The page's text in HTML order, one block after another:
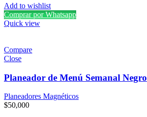
Add to wishlist
Comprar por Whatsapp
Quick view
Compare
Close
Planeador de Menú Semanal Negro
Planeadores Magnéticos
$50,000